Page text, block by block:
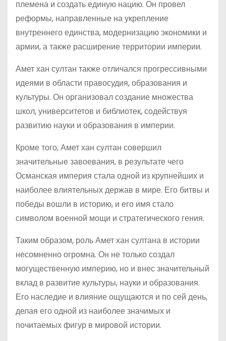
племена и создать единую нацию. Он провел
реформы, направленные на укрепление
внутреннего единства, модернизацию экономики и
армии, а также расширение территории империи.
Амет хан султан также отличался прогрессивными
идеями в области правосудия, образования и
культуры. Он организовал создание множества
школ, университетов и библиотек, содействуя
развитию науки и образования в империи.
Кроме того, Амет хан султан совершил
значительные завоевания, в результате чего
Османская империя стала одной из крупнейших и
наиболее влиятельных держав в мире. Его битвы и
победы вошли в историю, и его имя стало
символом военной мощи и стратегического гения.
Таким образом, роль Амет хан султана в истории
несомненно огромна. Он не только создал
могущественную империю, но и внес значительный
вклад в развитие культуры, науки и образования.
Его наследие и влияние ощущаются и по сей день,
делая его одной из наиболее значимых и
почитаемых фигур в мировой истории.